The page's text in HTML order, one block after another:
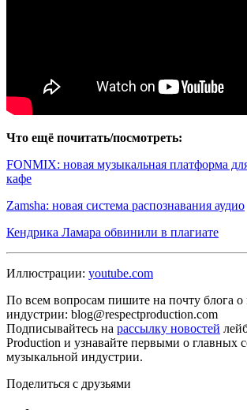
Что ещё почитать/посмотреть:
FONMIX: новая музыкальная платформа
кафе
Zamsha: новая система распознавания аудио
Кендрика Ламара обвинили в плагиате
Иллюстрации: youtube.com
По всем вопросам пишите на почту блога о
индустрии: blog@respectproduction.com
Подписывайтесь на рассылку новостей
Production и узнавайте первыми о главных
музыкальной индустрии.
Поделиться с друзьями